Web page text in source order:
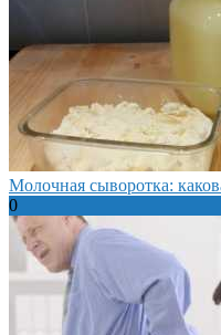
Молочная сыворотка:
0